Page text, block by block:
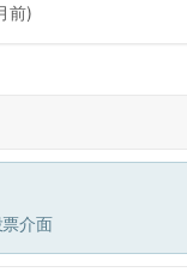
前)
票介面